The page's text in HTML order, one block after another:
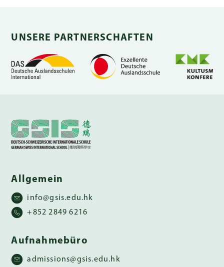
UNSERE PARTNERSCHAFTEN
Allgemein
info@gsis.edu.hk
+852 2849 6216
Aufnahmebüro
admissions@gsis.edu.hk